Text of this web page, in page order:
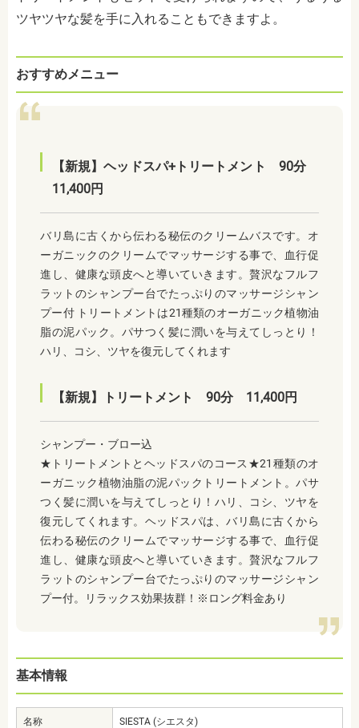
ツヤツヤな髪を手に入れることもできますよ。
おすすめメニュー
【新規】ヘッドスパ+トリートメント 90分
11,400円
バリ島に古くから伝わる秘伝のクリームバスです。オ
ーガニックのクリームでマッサージする事で、血行促
進し、健康な頭皮へと導いていきます。贅沢なフルフ
ラットのシャンプー台でたっぷりのマッサージシャン
プー付 トリートメントは21種類のオーガニック植物油
脂の泥パック。パサつく髪に潤いを与えてしっとり！
ハリ、コシ、ツヤを復元してくれます
【新規】トリートメント 90分 11,400円
シャンプー・ブロー込
★トリートメントとヘッドスパのコース★21種類のオ
ーガニック植物油脂の泥パックトリートメント。パサ
つく髪に潤いを与えてしっとり！ハリ、コシ、ツヤを
復元してくれます。ヘッドスパは、バリ島に古くから
伝わる秘伝のクリームでマッサージする事で、血行促
進し、健康な頭皮へと導いていきます。贅沢なフルフ
ラットのシャンプー台でたっぷりのマッサージシャン
プー付。リラックス効果抜群！※ロング料金あり
基本情報
名称 SIESTA (シエスタ)